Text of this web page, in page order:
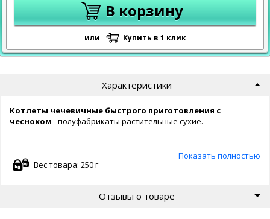
В корзину
или Купить в 1 клик
Характеристики
Котлеты чечевичные быстрого приготовления с
чесноком - полуфабрикаты растительные сухие.
хлопья натуральные чечевичные, хлопья
натуральные ячменные, панировка чечевичная, соль, чеснок,
Показать полностью
Вес товара: 250 г
Отзывы о товаре